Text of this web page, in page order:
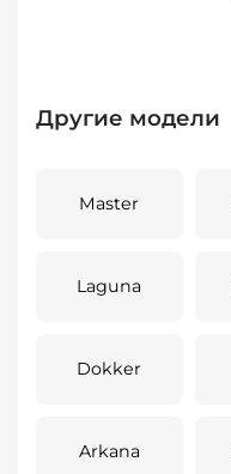
Другие модели
Master
Laguna
Dokker
Arkana